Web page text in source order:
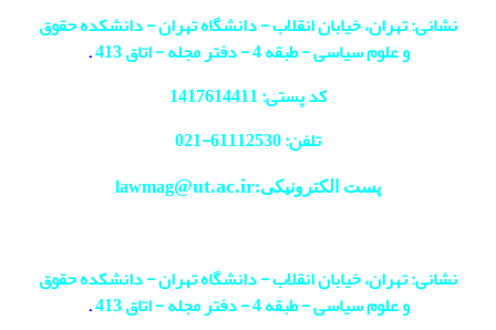
نشانی: تهران، خیابان انقلاب - دانشگاه تهران - دانشکده حقوق
و علوم سیاسی - طبقه 4 - دفتر مجله - اتاق 413
.
کد پستی: 1417614411
تلفن: 61112530-
021
پست الکترونیکی:lawmag@ut.ac.ir
نشانی: تهران، خیابان انقلاب - دانشگاه تهران - دانشکده حقوق
و علوم سیاسی - طبقه 4 - دفتر مجله - اتاق 413
.